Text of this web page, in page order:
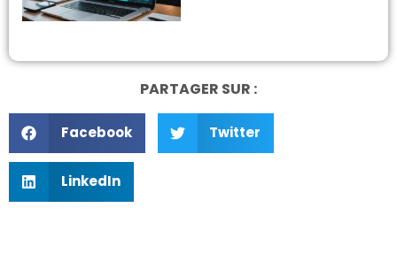
PARTAGER SUR :
Facebook Twitter
LinkedIn